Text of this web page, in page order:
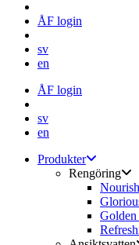
ÅF login
sv
en
ÅF login
sv
en
Produkter
Rengöring